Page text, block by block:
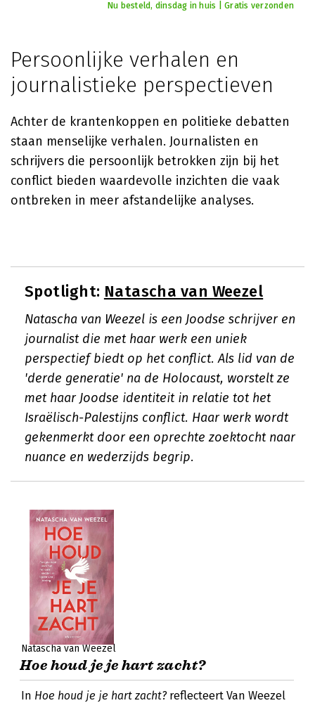
Nu besteld, dinsdag in huis | Gratis verzonden
Persoonlijke verhalen en
journalistieke perspectieven
Achter de krantenkoppen en politieke debatten
staan menselijke verhalen. Journalisten en
schrijvers die persoonlijk betrokken zijn bij het
conflict bieden waardevolle inzichten die vaak
ontbreken in meer afstandelijke analyses.
Spotlight: Natascha van Weezel
Natascha van Weezel is een Joodse schrijver en
journalist die met haar werk een uniek
perspectief biedt op het conflict. Als lid van de
'derde generatie' na de Holocaust, worstelt ze
met haar Joodse identiteit in relatie tot het
Israëlisch-Palestijns conflict. Haar werk wordt
gekenmerkt door een oprechte zoektocht naar
nuance en wederzijds begrip.
Natascha van Weezel
Hoe houd je je hart zacht?
In Hoe houd je je hart zacht? reflecteert Van Weezel